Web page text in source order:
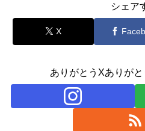
シェア
X
ありがとうXありが